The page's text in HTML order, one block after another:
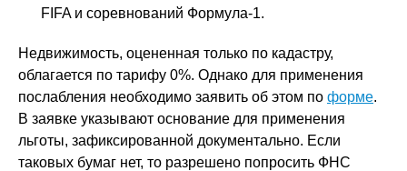
FIFA и соревнований Формула-1.
Недвижимость, оцененная только по кадастру,
облагается по тарифу 0%. Однако для применения
послабления необходимо заявить об этом по форме.
В заявке указывают основание для применения
льготы, зафиксированной документально. Если
таковых бумаг нет, то разрешено попросить ФНС